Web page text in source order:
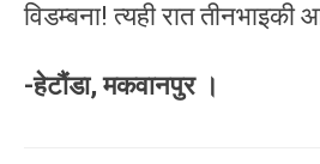
विडम्बना! त्यही रात तीनभाइकी
-हेटौंडा, मकवानपुर ।